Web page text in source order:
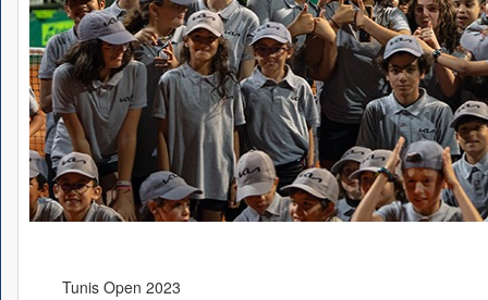
Tunis Open 2023